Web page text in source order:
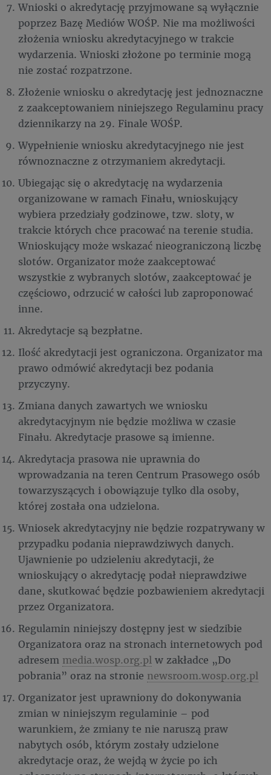
Wnioski o akredytację przyjmowane są wyłącznie
poprzez Bazę Mediów WOŚP. Nie ma możliwości
złożenia wniosku akredytacyjnego w trakcie
wydarzenia. Wnioski złożone po terminie mogą
nie zostać rozpatrzone.
Złożenie wniosku o akredytację jest jednoznaczne
z zaakceptowaniem niniejszego Regulaminu pracy
dziennikarzy na 29. Finale WOŚP.
Wypełnienie wniosku akredytacyjnego nie jest
równoznaczne z otrzymaniem akredytacji.
Ubiegając się o akredytację na wydarzenia
organizowane w ramach Finału, wnioskujący
wybiera przedziały godzinowe, tzw. sloty, w
trakcie których chce pracować na terenie studia.
Wnioskujący może wskazać nieograniczoną liczbę
slotów. Organizator może zaakceptować
wszystkie z wybranych slotów, zaakceptować je
częściowo, odrzucić w całości lub zaproponować
inne.
Akredytacje są bezpłatne.
Ilość akredytacji jest ograniczona. Organizator ma
prawo odmówić akredytacji bez podania
przyczyny.
Zmiana danych zawartych we wniosku
akredytacyjnym nie będzie możliwa w czasie
Finału. Akredytacje prasowe są imienne.
Akredytacja prasowa nie uprawnia do
wprowadzania na teren Centrum Prasowego osób
towarzyszących i obowiązuje tylko dla osoby,
której została ona udzielona.
Wniosek akredytacyjny nie będzie rozpatrywany w
przypadku podania nieprawdziwych danych.
Ujawnienie po udzieleniu akredytacji, że
wnioskujący o akredytację podał nieprawdziwe
dane, skutkować będzie pozbawieniem akredytacji
przez Organizatora.
Regulamin niniejszy dostępny jest w siedzibie
Organizatora oraz na stronach internetowych pod
adresem media.wosp.org.pl w zakładce „Do
pobrania” oraz na stronie newsroom.wosp.org.pl
Organizator jest uprawniony do dokonywania
zmian w niniejszym regulaminie – pod
warunkiem, że zmiany te nie naruszą praw
nabytych osób, którym zostały udzielone
akredytacje oraz, że wejdą w życie po ich